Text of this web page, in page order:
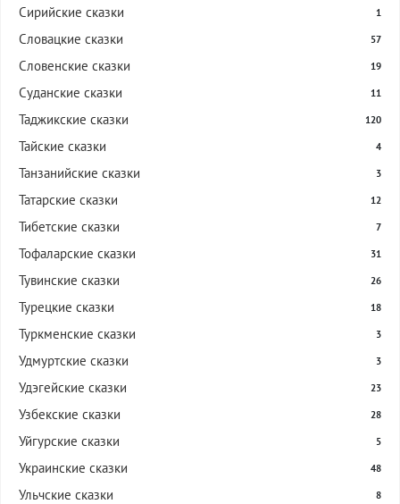
Сирийские сказки 1
Словацкие сказки 57
Словенские сказки 19
Суданские сказки 11
Таджикские сказки 120
Тайские сказки 4
Танзанийские сказки 3
Татарские сказки 12
Тибетские сказки 7
Тофаларские сказки 31
Тувинские сказки 26
Турецкие сказки 18
Туркменские сказки 3
Удмуртские сказки 3
Удэгейские сказки 23
Узбекские сказки 28
Уйгурские сказки 5
Украинские сказки 48
Ульчские сказки 8